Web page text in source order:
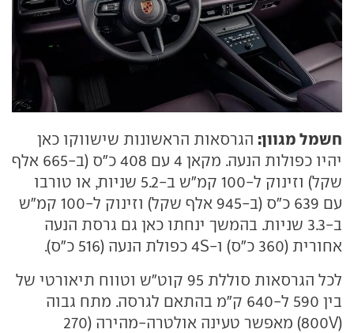
חשמל מגוון: הגרסאות הראשונות שישווקו כאן
יהיו כפולות הנעה. מקאן 4 עם 408 כ"ס (ב-665 אלף
שקל) וזינוק ל-100 קמ"ש ב-5.2 שניות, או טורבו
עם 639 כ"ס (ב-945 אלף שקל) וזינוק ל-100 קמ"ש
ב-3.3 שניות. בהמשך ינחתו כאן גם גרסת הנעה
אחורית (360 כ"ס) ו-4S כפולת הנעה (516 כ"ס).
לכל הגרסאות סוללת 95 קוט"ש וטווח תיאורטי של
בין 590 ל-640 ק"מ בהתאם לגרסה. מתח גבוה
(800V) מאפשר טעינה אולטרה-מהירה (270